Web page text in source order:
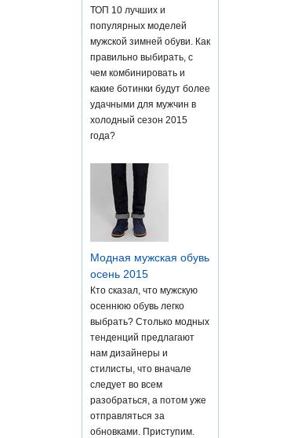
ТОП 10 лучших и
популярных моделей
мужской зимней обуви. Как
правильно выбирать, с
чем комбинировать и
какие ботинки будут более
удачными для мужчин в
холодный сезон 2015
года?
Модная мужская обувь
осень 2015
Кто сказал, что мужскую
осеннюю обувь легко
выбрать? Столько модных
тенденций предлагают
нам дизайнеры и
стилисты, что вначале
следует во всем
разобраться, а потом уже
отправляться за
обновками. Приступим.